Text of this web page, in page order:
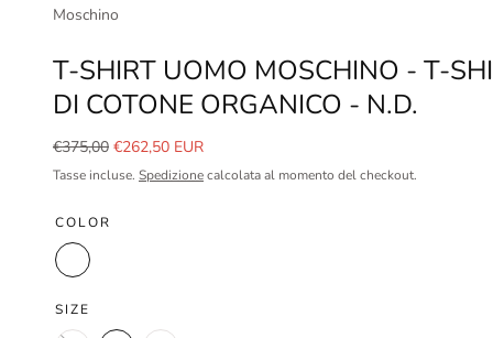
inMoschino
T-SHIRT UOMO MOSCHINO - T-
DI COTONE ORGANICO - N.D.
Prezzo
normale
€375,00 Prezzo
in
€262,50 EUR
Tasse incluse. Spedizionecalcolata al momento del checkout.
COLOR
n.d.
SIZE